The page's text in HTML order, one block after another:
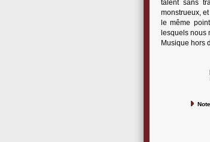
talent sans
monstrueux,
le même
lesquels nous
Musique hors